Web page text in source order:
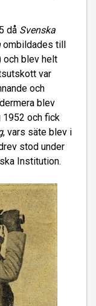
då Svenska
ombildades till
och blev helt
var
och
blev
och fick
, vars säte blev i
stod under
Institution.